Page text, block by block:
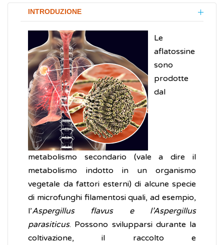
INTRODUZIONE
Le
aflatossine
sono
prodotte
dal
metabolismo secondario (vale a dire il
metabolismo indotto in un organismo
vegetale da fattori esterni) di alcune specie
di microfunghi filamentosi quali, ad esempio,
l’Aspergillus flavus e l’Aspergillus
parasiticus. Possono svilupparsi durante la
coltivazione, il raccolto e